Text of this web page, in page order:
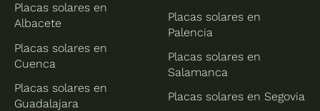
Placas solares en
Albacete
Placas solares en
Cuenca
Placas solares en
Guadalajara
Placas solares en
Palencia
Placas solares en
Salamanca
Placas solares en Segovia